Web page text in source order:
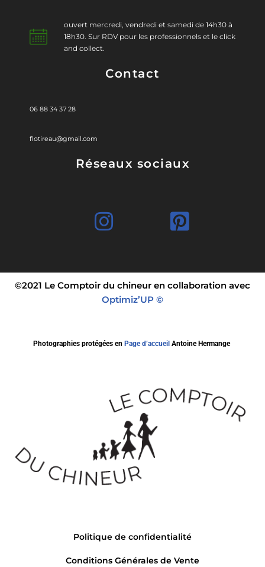
ouvert mercredi, vendredi et samedi de 14h30 à
18h30. Sur RDV pour les professionnels et le click
and collect.
Contact
06 88 34 37 28
flotireau@gmail.com
Réseaux sociaux
©2021 Le Comptoir du chineur en collaboration avec
Optimiz’UP ©
Photographies protégées en Page d’accueil Antoine Hermange
Politique de confidentialité
Conditions Générales de Vente